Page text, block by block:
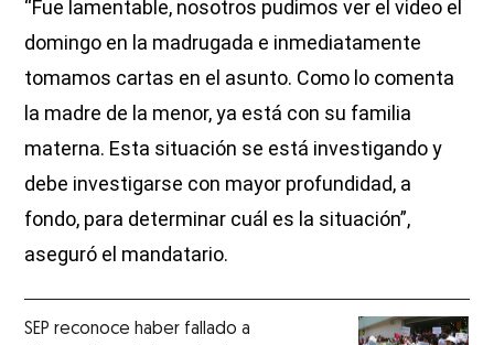
“Fue lamentable, nosotros pudimos ver el video el
domingo en la madrugada e inmediatamente
tomamos cartas en el asunto. Como lo comenta
la madre de la menor, ya está con su familia
materna. Esta situación se está investigando y
debe investigarse con mayor profundidad, a
fondo, para determinar cuál es la situación”,
aseguró el mandatario.
SEP reconoce haber fallado a